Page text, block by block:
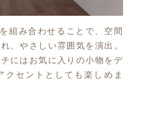
組み合わせることで、空間
、やさしい雰囲気を演出。
にはお気に入りの小物をデ
クセントとしても楽しめま